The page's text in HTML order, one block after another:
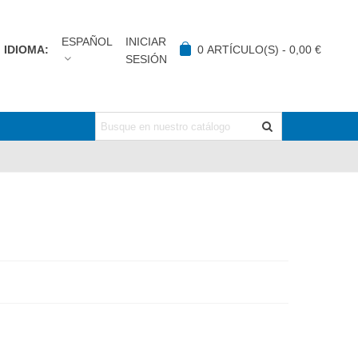
IDIOMA:
ESPAÑOL
INICIAR
SESIÓN
0 ARTÍCULO(S) - 0,00 €